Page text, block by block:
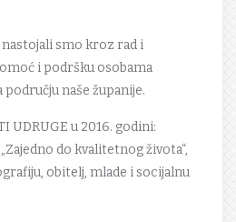
smo kroz rad i
i podršku osobama
naše županije.
UDRUGE u 2016. godini:
do kvalitetnog života“,
obitelj, mlade i socijalnu